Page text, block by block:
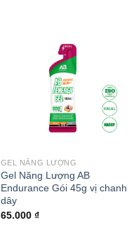
GEL NĂNG LƯỢNG
Gel Năng Lượng AB
Endurance Gói 45g vị chanh
dây
65.000 ₫